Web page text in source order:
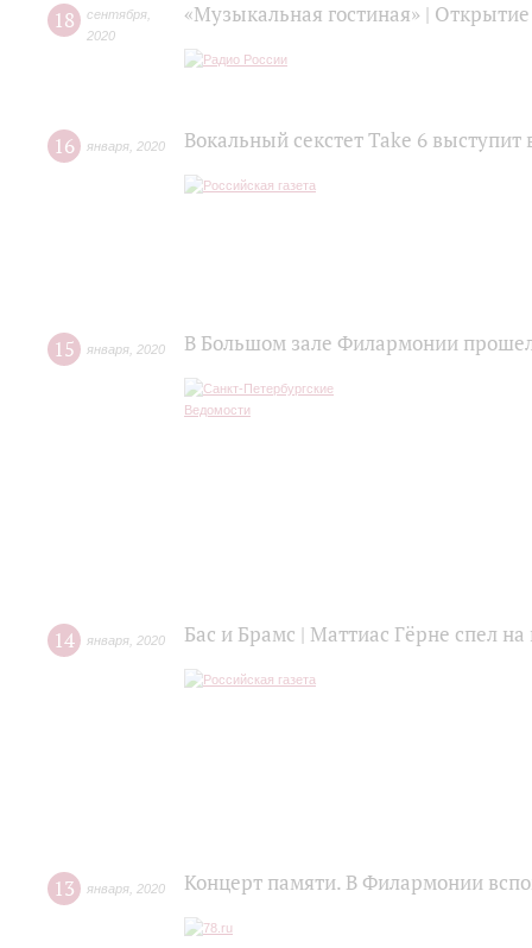
18 сентября
2020
«Музыкальная гостиная» |
16 января 2020 Вокальный секстет Take 6 выступит
15 января 2020 В Большом зале Филармонии
14 января 2020 Бас и Брамс | Маттиас Гёрне спел
13 января 2020 Концерт памяти. В Филармонии